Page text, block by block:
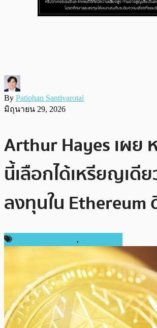
By Patiphan Santivarotai
มิถุนายน 29, 2026
Arthur Hayes เผย
นี้เลือกได้เหรียญเดี
ลงทุนใน Ethereum
,